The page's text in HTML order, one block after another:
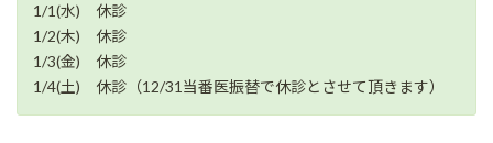
1/1(水) 休診
1/2(木) 休診
1/3(金) 休診
1/4(土) 休診（12/31当番医振替で休診とさせて頂きます）